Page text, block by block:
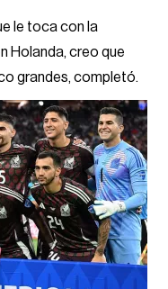
le toca con la
Holanda, creo que
grandes, completó.